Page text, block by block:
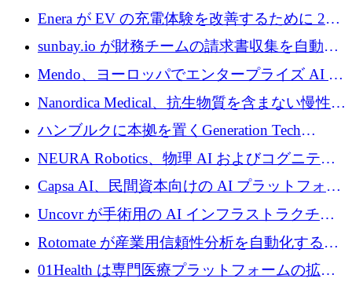
するために 200 万ユーロを調達
Enera が EV の充電体験を改善するために 200
万ドルを調達
sunbay.io が財務チームの請求書収集を自動化
するために 55 万ユーロを調達
Mendo、ヨーロッパでエンタープライズ AI 導
入を拡大するために 1,200 万ユーロを確保
Nanordica Medical、抗生物質を含まない慢性創
傷治療薬を市場に投入するために 160 万ユー
ロを調達
ハンブルクに本拠を置くGeneration Tech
Partnersが5,000万ユーロのAIロールアップファ
NEURA Robotics、物理 AI およびコグニティ
ブ ロボティクス プラットフォームを拡張する
ためにシリーズ C で最大 14 億ドルを確保
Capsa AI、民間資本向けの AI プラットフォー
ムを拡大するために 1,800 万ドルを調達
Uncovr が手術用の AI インフラストラクチャ
を構築するために 700 万ドルを調達
Rotomate が産業用信頼性分析を自動化するた
めに 210 万ユーロを調達
01Health は専門医療プラットフォームの拡大